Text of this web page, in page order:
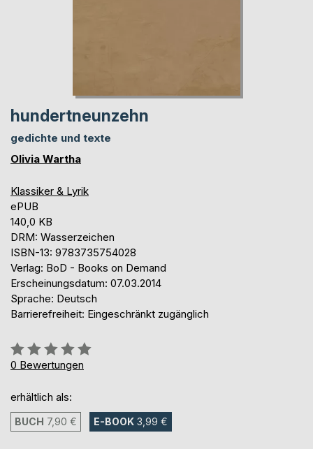
hundertneunzehn
gedichte und texte
Olivia Wartha
Klassiker & Lyrik
ePUB
140,0 KB
DRM: Wasserzeichen
ISBN-13: 9783735754028
Verlag: BoD - Books on Demand
Erscheinungsdatum: 07.03.2014
Sprache: Deutsch
Barrierefreiheit: Eingeschränkt zugänglich
Bewertung::
0%
0 Bewertungen
erhältlich als:
BUCH 7,90 € E-BOOK 3,99 €